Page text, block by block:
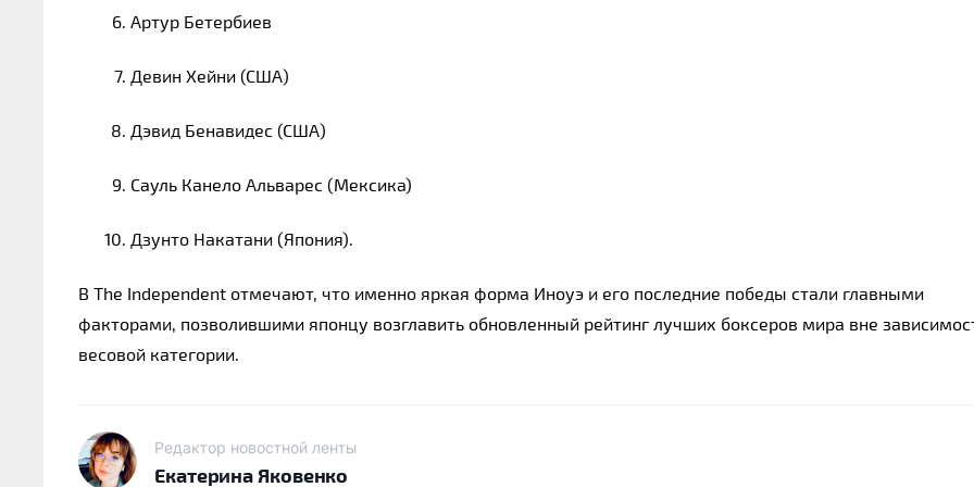
Артур Бетербиев
Девин Хейни (США)
Дэвид Бенавидес (США)
Сауль Канело Альварес (Мексика)
Дзунто Накатани (Япония).
В The Independent отмечают, что именно яркая форма Иноуэ и его последние победы стали главными
факторами, позволившими японцу возглавить обновленный рейтинг лучших боксеров мира вне
весовой категории.
Редактор новостной ленты
Екатерина Яковенко